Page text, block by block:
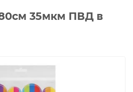
35мкм ПВД в